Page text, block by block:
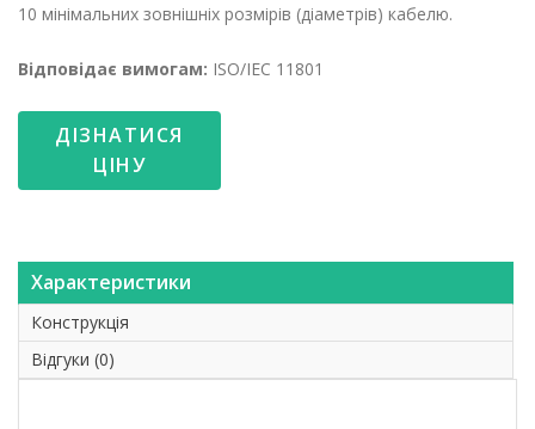
10 мінімальних зовнішніх розмірів (діаметрів) кабелю.
Відповідає вимогам: ISO/IEC 11801
ДІЗНАТИСЯ
ЦІНУ
Характеристики
Конструкція
Відгуки (0)